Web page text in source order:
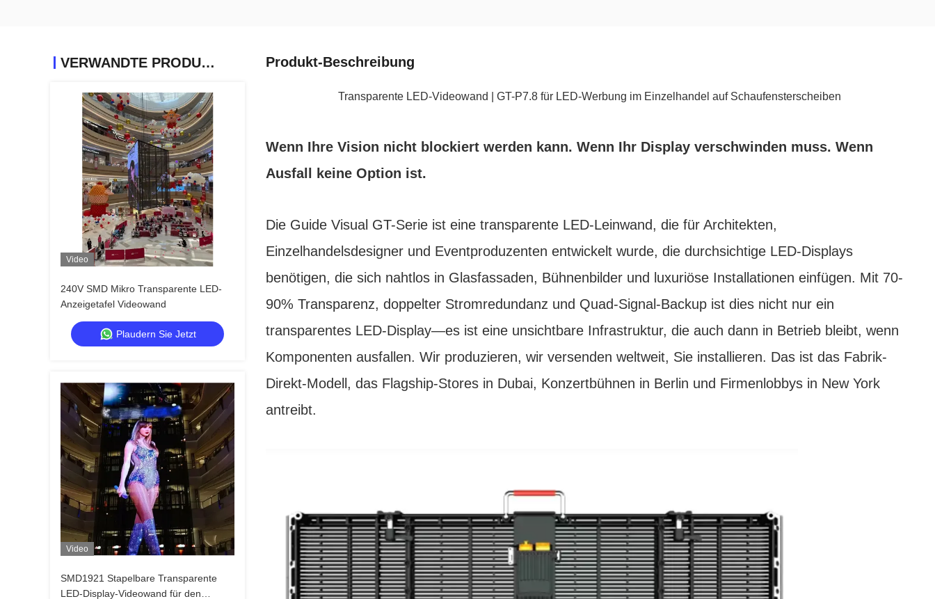
VERWANDTE PRODUKTE
Video
240V SMD Mikro Transparente LED-
Anzeigetafel Videowand
Plaudern Sie Jetzt
Video
SMD1921 Stapelbare Transparente
LED-Display-Videowand für den
Produkt-Beschreibung
Transparente LED-Videowand | GT-P7.8 für LED-Werbung im Einzelhandel auf Schaufensterscheiben
Wenn Ihre Vision nicht blockiert werden kann. Wenn Ihr Display verschwinden muss. Wenn
Ausfall keine Option ist.
Die Guide Visual GT-Serie ist eine transparente LED-Leinwand, die für Architekten,
Einzelhandelsdesigner und Eventproduzenten entwickelt wurde, die durchsichtige LED-Displays
benötigen, die sich nahtlos in Glasfassaden, Bühnenbilder und luxuriöse Installationen einfügen. Mit 70-
90% Transparenz, doppelter Stromredundanz und Quad-Signal-Backup ist dies nicht nur ein
transparentes LED-Display—es ist eine unsichtbare Infrastruktur, die auch dann in Betrieb bleibt, wenn
Komponenten ausfallen. Wir produzieren, wir versenden weltweit, Sie installieren. Das ist das Fabrik-
Direkt-Modell, das Flagship-Stores in Dubai, Konzertbühnen in Berlin und Firmenlobbys in New York
antreibt.